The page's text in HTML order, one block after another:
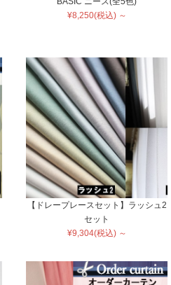
¥8,250(税込) ～
【ドレープレースセット】ラッシュ2
セット
¥9,304(税込) ～